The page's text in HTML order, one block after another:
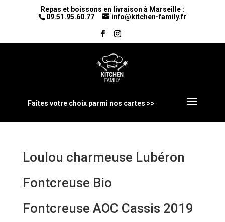
Repas et boissons en livraison à Marseille :
09.51.95.60.77
info@kitchen-family.fr
Faîtes votre choix parmi nos cartes >>
Loulou charmeuse Lubéron
Fontcreuse Bio
Fontcreuse AOC Cassis 2019